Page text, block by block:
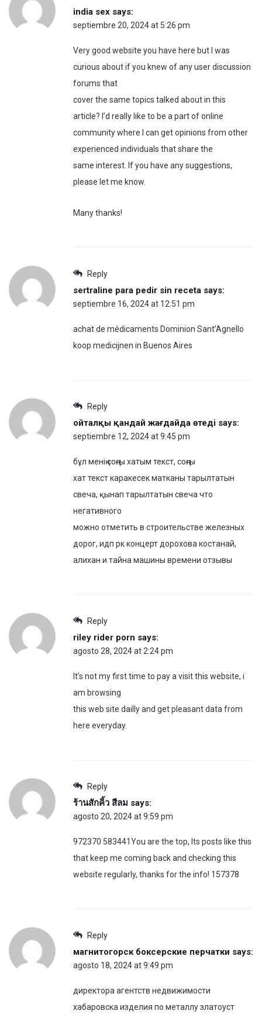
india sex says:
septiembre 20, 2024 at 5:26 pm
Very good website you have here but I was
curious about if you knew of any user discussion
forums that
cover the same topics talked about in this
article? I’d really like to be a part of online
community where I can get opinions from other
experienced individuals that share the
same interest. If you have any suggestions,
please let me know.
Many thanks!
Reply
sertraline para pedir sin receta says:
septiembre 16, 2024 at 12:51 pm
achat de médicaments Dominion Sant’Agnello
koop medicijnen in Buenos Aires
Reply
ойталқы қандай жағдайда өтеді says:
septiembre 12, 2024 at 9:45 pm
бұл менің соңғы хатым текст, соңғы
хат текст каракесек матканы тарылтатын
свеча, қынап тарылтатын свеча что
негативного
можно отметить в строительстве железных
дорог, идп рк концерт дорохова костанай,
алихан и тайна машины времени отзывы
Reply
riley rider porn says:
agosto 28, 2024 at 2:24 pm
It’s not my first time to pay a visit this website, i
am browsing
this web site dailly and get pleasant data from
here everyday.
Reply
ร้านสักคิ้ว สีลม says:
agosto 20, 2024 at 9:59 pm
972370 583441You are the top, Its posts like this
that keep me coming back and checking this
website regularly, thanks for the info! 157378
Reply
магнитогорск боксерские перчатки says:
agosto 18, 2024 at 9:49 pm
директора агентств недвижимости
хабаровска изделия по металлу златоуст